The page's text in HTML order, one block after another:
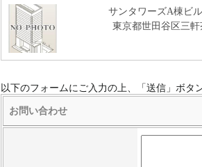
サンタワーズA棟ビ
東京都世田谷区三軒
以下のフォームにご入力の上、「送信」ボタ
お問い合わせ